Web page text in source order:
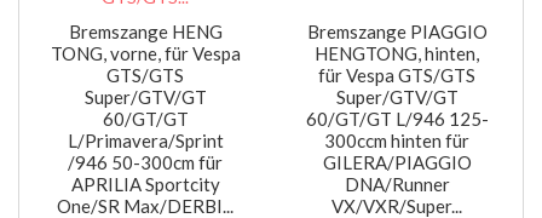
Bremszange HENG
TONG, vorne, für Vespa
GTS/GTS
Super/GTV/GT
60/GT/GT
L/Primavera/Sprint
/946 50-300cm für
APRILIA Sportcity
One/SR Max/DERBI...
Bremszange PIAGGIO
HENGTONG, hinten,
für Vespa GTS/GTS
Super/GTV/GT
60/GT/GT L/946 125-
300ccm hinten für
GILERA/PIAGGIO
DNA/Runner
VX/VXR/Super...